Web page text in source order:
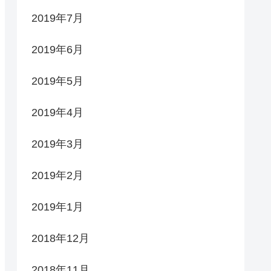
2019年7月
2019年6月
2019年5月
2019年4月
2019年3月
2019年2月
2019年1月
2018年12月